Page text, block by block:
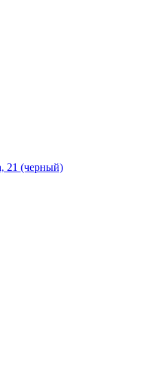
21 (черный)